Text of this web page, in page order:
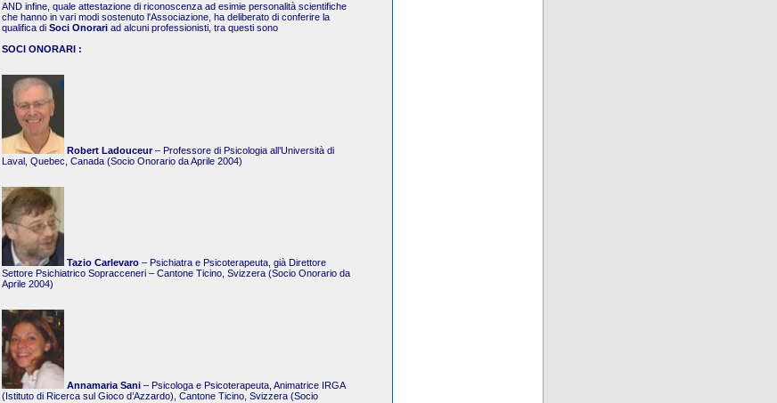
AND infine, quale attestazione di riconoscenza ad esimie personalità scientifiche
che hanno in vari modi sostenuto l'Associazione, ha deliberato di conferire la
qualifica di Soci Onorariad alcuni professionisti, tra questi sono
SOCI ONORARI :
Robert Ladouceur– Professore di Psicologia all’Università di
Laval, Quebec, Canada (Socio Onorario da Aprile 2004)
Tazio Carlevaro– Psichiatra e Psicoterapeuta, già Direttore
Settore Psichiatrico Sopracceneri – Cantone Ticino, Svizzera (Socio Onorario da
Aprile 2004)
Annamaria Sani– Psicologa e Psicoterapeuta, Animatrice IRGA
(Istituto di Ricerca sul Gioco d’Azzardo), Cantone Ticino, Svizzera (Socio